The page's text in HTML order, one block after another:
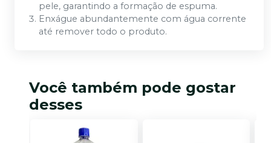
pele, garantindo a formação de espuma.
Enxágue abundantemente com água corrente
até remover todo o produto.
Você também pode gostar
desses